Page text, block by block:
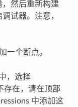
然后重新构建
试器。注意，
一个断点。
，选择
存在，请在顶部
中添加这